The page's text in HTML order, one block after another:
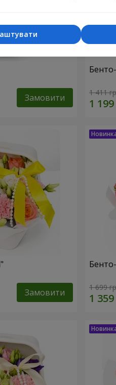
Замовити 1 411
Замовити 1 699